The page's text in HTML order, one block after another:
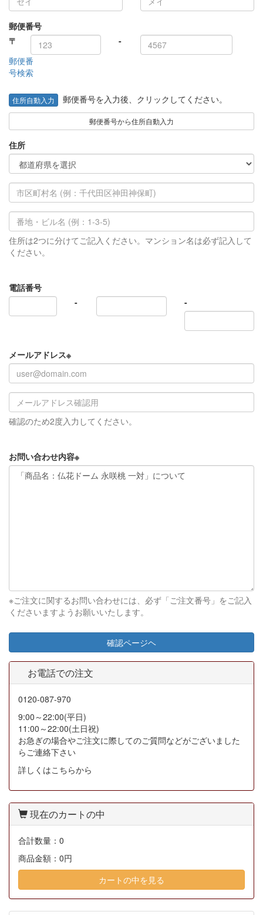
郵便番号
〒
-
郵便番
号検索
住所自動入力 郵便番号を入力後、クリックしてください。
郵便番号から住所自動入力
住所
住所は2つに分けてご記入ください。マンション名は必ず記入して
ください。
電話番号
-
-
メールアドレス※
確認のため2度入力してください。
お問い合わせ内容※
※ご注文に関するお問い合わせには、必ず「ご注文番号」をご記入
くださいますようお願いいたします。
確認ページヘ
お電話での注文
0120-087-970
9:00～22:00(平日)
11:00～22:00(土日祝)
お急ぎの場合やご注文に際してのご質問などがございました
らご連絡下さい
詳しくはこちらから
現在のカートの中
合計数量： 0
商品金額： 0円
カートの中を見る